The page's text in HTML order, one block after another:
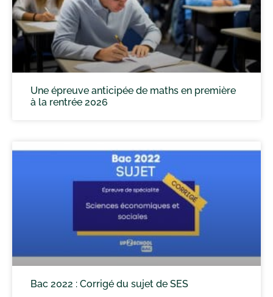
Une épreuve anticipée de maths en première
à la rentrée 2026
Bac 2022 : Corrigé du sujet de SES